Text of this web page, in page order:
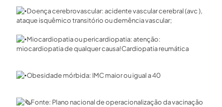
Doença cerebrovascular: acidente vascular cerebral (avc ),
ataque isquêmico transitório ou demência vascular;
Miocardiopatia ou pericardiopatia: atenção:
miocardiopatia de qualquer causa!Cardiopatia reumática
Obesidade mórbida: IMC maior ou igual a 40
Fonte: Plano nacional de operacionalização da vacinação